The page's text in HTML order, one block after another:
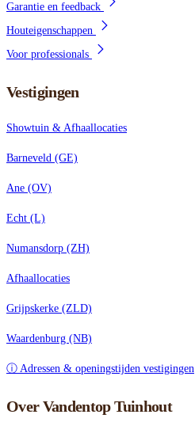
Garantie en feedback
Houteigenschappen
Voor professionals
Vestigingen
Showtuin & Afhaallocaties
Barneveld (GE)
Ane (OV)
Echt (L)
Numansdorp (ZH)
Afhaallocaties
Grijpskerke (ZLD)
Waardenburg (NB)
ⓘ Adressen & openingstijden vestigingen
Over Vandentop Tuinhout